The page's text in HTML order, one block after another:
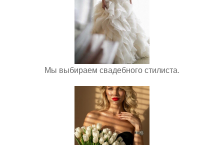
Мы выбираем свадебного стилиста.